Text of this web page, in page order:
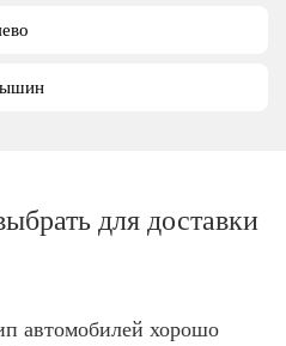
для доставки
автомобилей хорошо